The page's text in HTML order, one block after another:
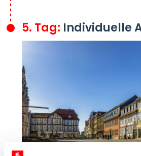
5. Tag: Individuelle